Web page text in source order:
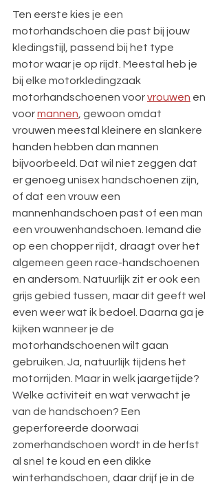
Ten eerste kies je een
motorhandschoen die past bij jouw
kledingstijl, passend bij het type
motor waar je op rijdt. Meestal heb je
bij elke motorkledingzaak
motorhandschoenen voor vrouwen en
voor mannen , gewoon omdat
vrouwen meestal kleinere en slankere
handen hebben dan mannen
bijvoorbeeld. Dat wil niet zeggen dat
er genoeg unisex handschoenen zijn,
of dat een vrouw een
mannenhandschoen past of een man
een vrouwenhandschoen. Iemand die
op een chopper rijdt, draagt over het
algemeen geen race-handschoenen
en andersom. Natuurlijk zit er ook een
grijs gebied tussen, maar dit geeft wel
even weer wat ik bedoel. Daarna ga je
kijken wanneer je de
motorhandschoenen wilt gaan
gebruiken. Ja, natuurlijk tijdens het
motorrijden. Maar in welk jaargetijde?
Welke activiteit en wat verwacht je
van de handschoen? Een
geperforeerde doorwaai
zomerhandschoen wordt in de herfst
al snel te koud en een dikke
winterhandschoen, daar drijf je in de